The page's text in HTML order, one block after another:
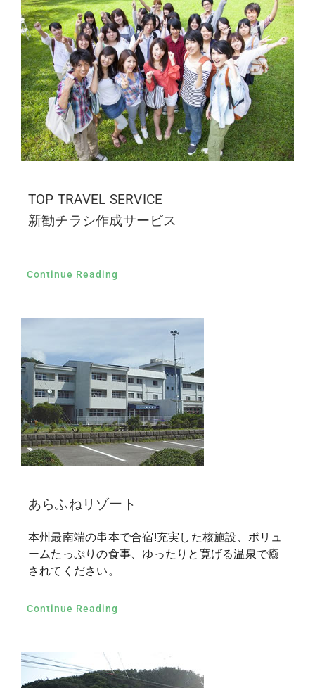
TOP TRAVEL SERVICE
新勧チラシ作成サービス
Continue Reading
あらふねリゾート
本州最南端の串本で合宿!充実した核施設、ボリュ
ームたっぷりの食事、ゆったりと寛げる温泉で癒
されてください。
Continue Reading